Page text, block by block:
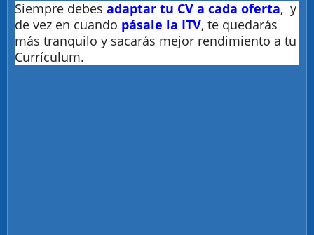
Siempre debes adaptar tu CV a cada oferta, y
de vez en cuando pásale la ITV, te quedarás
más tranquilo y sacarás mejor rendimiento a tu
Currículum.